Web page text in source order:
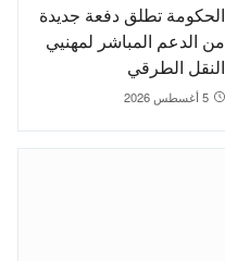
الحكومة تطلق دفعة جديدة
من الدعم المباشر لمهنيي
النقل الطرقي
5 أغسطس 2026